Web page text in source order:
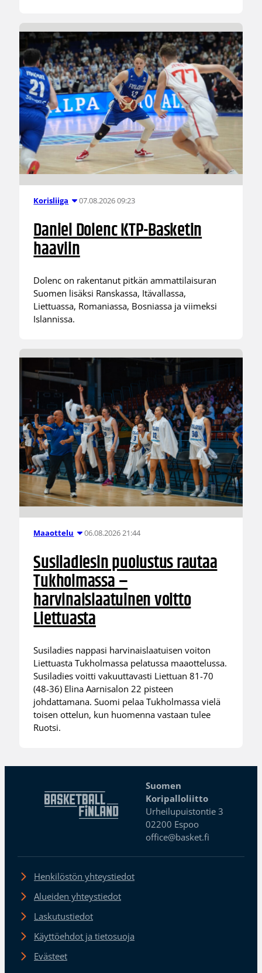
Korisliiga 07.08.2026 09:23
Daniel Dolenc KTP-Basketin
haaviin
Dolenc on rakentanut pitkän ammattilaisuran
Suomen lisäksi Ranskassa, Itävallassa,
Liettuassa, Romaniassa, Bosniassa ja viimeksi
Islannissa.
Maaottelu 06.08.2026 21:44
Susiladiesin puolustus rautaa
Tukholmassa –
harvinaislaatuinen voitto
Liettuasta
Susiladies nappasi harvinaislaatuisen voiton
Liettuasta Tukholmassa pelatussa maaottelussa.
Susiladies voitti vakuuttavasti Liettuan 81-70
(48-36) Elina Aarnisalon 22 pisteen
johdattamana. Suomi pelaa Tukholmassa vielä
toisen ottelun, kun huomenna vastaan tulee
Ruotsi.
Suomen
Koripalloliitto
Urheilupuistontie 3
02200 Espoo
office@basket.fi
Henkilöstön yhteystiedot
Alueiden yhteystiedot
Laskutustiedot
Käyttöehdot ja tietosuoja
Evästeet